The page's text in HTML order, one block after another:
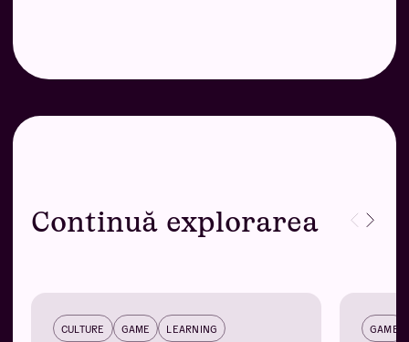
Continuă explorarea
CULTURE GAME LEARNING GAME